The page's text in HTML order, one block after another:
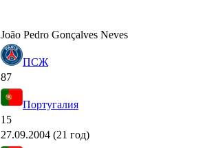
João Pedro Gonçalves Neves
ПСЖ
87
Португалия
15
27.09.2004 (21 год)